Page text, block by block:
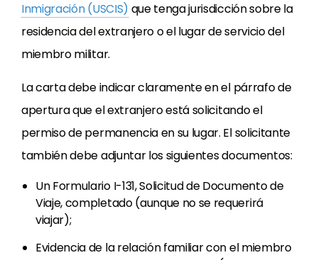
Inmigración (USCIS) que tenga jurisdicción sobre la
residencia del extranjero o el lugar de servicio del
miembro militar.
La carta debe indicar claramente en el párrafo de
apertura que el extranjero está solicitando el
permiso de permanencia en su lugar. El solicitante
también debe adjuntar los siguientes documentos:
Un Formulario I-131, Solicitud de Documento de
Viaje, completado (aunque no se requerirá
viajar);
Evidencia de la relación familiar con el miembro